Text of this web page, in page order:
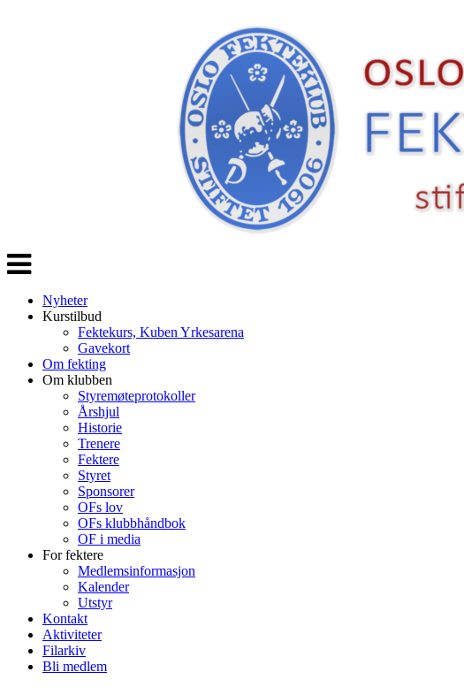
Veksle
navigasjon
Nyheter
Kurstilbud
Fektekurs, Kuben Yrkesarena
Gavekort
Om fekting
Om klubben
Styremøteprotokoller
Årshjul
Historie
Trenere
Fektere
Styret
Sponsorer
OFs lov
OFs klubbhåndbok
OF i media
For fektere
Medlemsinformasjon
Kalender
Utstyr
Kontakt
Aktiviteter
Filarkiv
Bli medlem